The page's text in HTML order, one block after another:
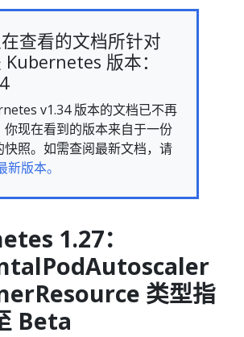
查看的文档所针对
Kubernetes 版本：
v1.34 版本的文档已不再
你现在看到的版本来自于一份
快照。如需查阅最新文档，请
新版本。
1.27：
类型指
Beta